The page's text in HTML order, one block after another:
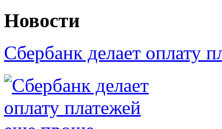
Новости
Сбербанк делает